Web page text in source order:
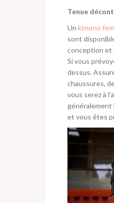
Tenue
Un kimono
sont
conception et
Si vous
dessus.
chaussures,
vous serez à
généralement
et vous êtes